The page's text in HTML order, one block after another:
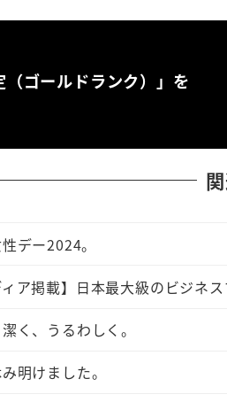
（ゴールドランク）」を
デー2024。
ィア掲載】日本最大級のビジネ
く、うるわしく。
明けました。